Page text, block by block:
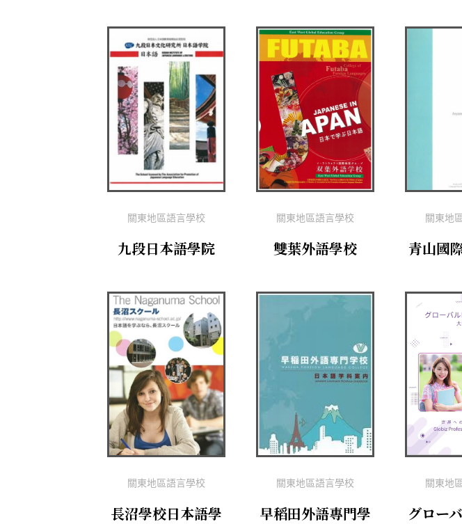
關東地區語言學校
九段日本語學院
關東地區語言學校
雙葉外語學校
關東地
青山國
關東地區語言學校
長沼學校日本語學
關東地區語言學校
早稻田外語專門學
關東地
グロー